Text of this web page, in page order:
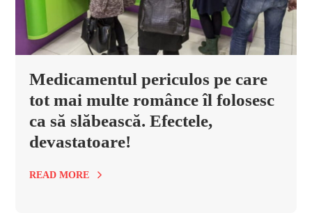
Medicamentul periculos pe care
tot mai multe românce îl folosesc
ca să slăbească. Efectele,
devastatoare!
READ MORE